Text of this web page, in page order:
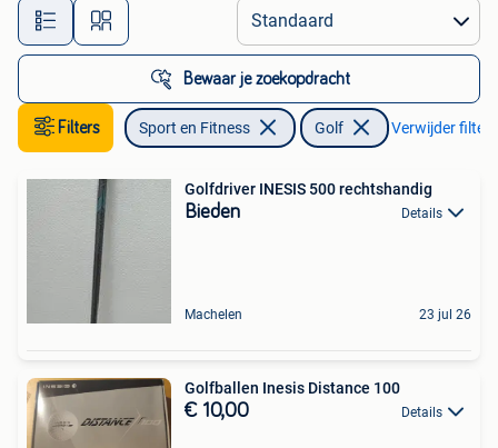
Alle afstanden…
Bewaar je zoekopdracht
Filters Sport en Fitness Golf Verwijder filters
Golfdriver INESIS 500 rechtshandig
Bieden Details
Machelen 23 jul 26
Golfballen Inesis Distance 100
€ 10,00 Details